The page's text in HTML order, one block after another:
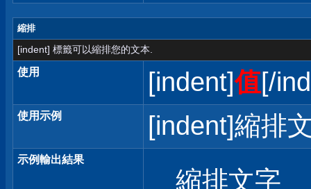
縮排
[indent] 標籤可以縮排您的文本.
使用 [indent]值[/
使用示例 [indent]縮排
示例輸出結果
縮排文字